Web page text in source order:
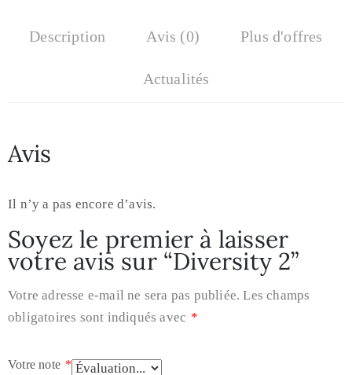
Description Avis (0) Plus d'offres
Actualités
Avis
Il n’y a pas encore d’avis.
Soyez le premier à laisser
votre avis sur “Diversity 2”
Votre adresse e-mail ne sera pas publiée. Les champs
obligatoires sont indiqués avec *
Votre note *